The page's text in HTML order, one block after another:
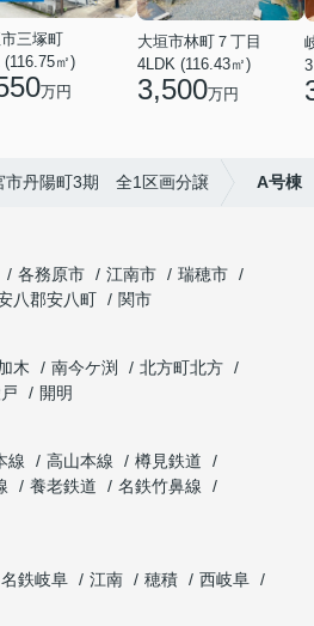
三塚町
(116.75㎡)
万円
大垣市林町７丁目
4LDK (116.43㎡)
3,500万円
丹陽町3期 全1区画分譲 A号棟
各務原市 江南市
瑞穂市
八郡安八町
関市
木 南今ケ渕
北方町北方
開明
線 高山本線
樽見鉄道
養老鉄道
名鉄竹鼻線
名鉄岐阜 江南 穂積
西岐阜